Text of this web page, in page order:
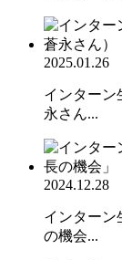
2025.01.26
インターン
永さん...
2024.12.28
インターン
の機会...